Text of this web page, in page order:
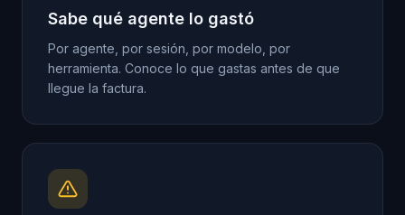
Sabe qué agente lo gastó
Por agente, por sesión, por modelo, por
herramienta. Conoce lo que gastas antes de que
llegue la factura.